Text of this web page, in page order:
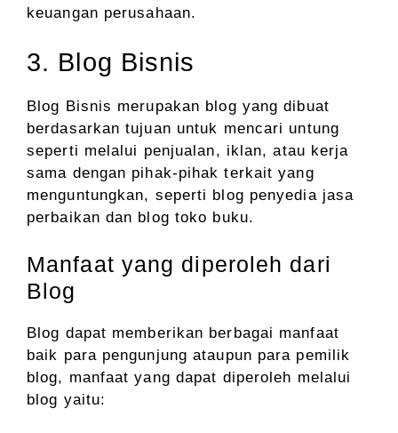
keuangan perusahaan.
3. Blog Bisnis
Blog Bisnis merupakan blog yang dibuat
berdasarkan tujuan untuk mencari untung
seperti melalui penjualan, iklan, atau kerja
sama dengan pihak-pihak terkait yang
menguntungkan, seperti blog penyedia jasa
perbaikan dan blog toko buku.
Manfaat yang diperoleh dari
Blog
Blog dapat memberikan berbagai manfaat
baik para pengunjung ataupun para pemilik
blog, manfaat yang dapat diperoleh melalui
blog yaitu: